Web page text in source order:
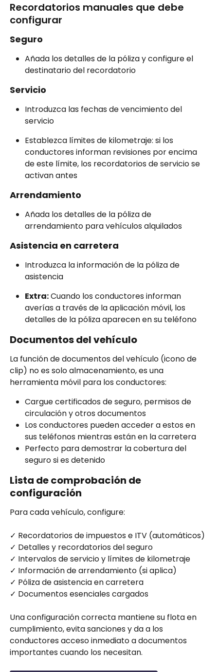
Recordatorios manuales que debe
configurar
Seguro
Añada los detalles de la póliza y configure el
destinatario del recordatorio
Servicio
Introduzca las fechas de vencimiento del
servicio
Establezca límites de kilometraje: si los
conductores informan revisiones por encima
de este límite, los recordatorios de servicio se
activan antes
Arrendamiento
Añada los detalles de la póliza de
arrendamiento para vehículos alquilados
Asistencia en carretera
Introduzca la información de la póliza de
asistencia
Extra: Cuando los conductores informan
averías a través de la aplicación móvil, los
detalles de la póliza aparecen en su teléfono
Documentos del vehículo
La función de documentos del vehículo (icono de
clip) no es solo almacenamiento, es una
herramienta móvil para los conductores:
Cargue certificados de seguro, permisos de
circulación y otros documentos
Los conductores pueden acceder a estos en
sus teléfonos mientras están en la carretera
Perfecto para demostrar la cobertura del
seguro si es detenido
Lista de comprobación de
configuración
Para cada vehículo, configure:
✓ Recordatorios de impuestos e ITV (automáticos)
✓ Detalles y recordatorios del seguro
✓ Intervalos de servicio y límites de kilometraje
✓ Información de arrendamiento (si aplica)
✓ Póliza de asistencia en carretera
✓ Documentos esenciales cargados
Una configuración correcta mantiene su flota en
cumplimiento, evita sanciones y da a los
conductores acceso inmediato a documentos
importantes cuando los necesitan.